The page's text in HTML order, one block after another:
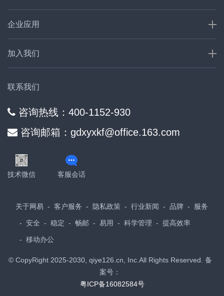
企业应用
加入我们
联系我们
咨询热线：400-1152-930
咨询邮箱：gdxyxkf@office.163.com
技术微信 客服会话
关于网易 客户服务 隐私政策 行业新闻 品牌 服务
安全 稳定 畅邮 易用 科学管理 提高效率
移动办公
© CopyRight 2025-2030, qiye126.cn, Inc.All Rights Reserved. 备
案号：
粤ICP备16082584号